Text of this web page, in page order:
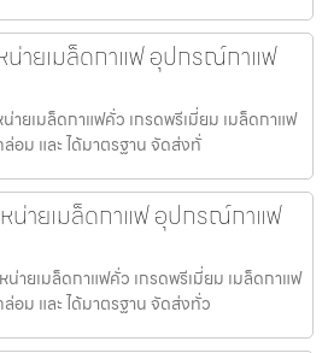
น่ายเมล็ดกาแฟ อุปกรณ์กาแฟ
ายเมล็ดกาแฟคั่ว เกรดพรีเมี่ยม เมล็ดกาแฟ
ม และ ได้มาตรฐาน จัดส่งทั่
น่ายเมล็ดกาแฟ อุปกรณ์กาแฟ
น่ายเมล็ดกาแฟคั่ว เกรดพรีเมี่ยม เมล็ดกาแฟ
ม และ ได้มาตรฐาน จัดส่งทั่ว